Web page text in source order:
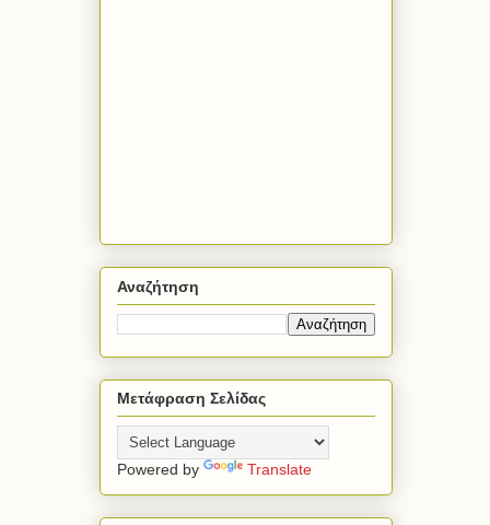
Αναζήτηση
Μετάφραση Σελίδας
Powered by Translate